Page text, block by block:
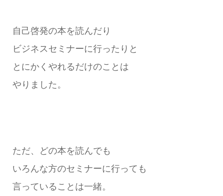
自己啓発の本を読んだり
ビジネスセミナーに行ったりと
とにかくやれるだけのことは
やりました。
ただ、どの本を読んでも
いろんな方のセミナーに行っても
言っていることは一緒。